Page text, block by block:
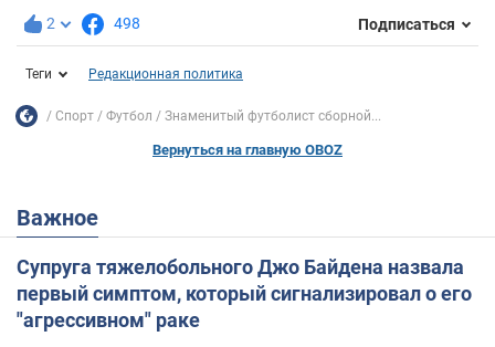
2 498 Подписаться
Теги Редакционная политика
Спорт Футбол Знаменитый футболист сборной...
Вернуться на главную OBOZ
Важное
Супруга тяжелобольного Джо Байдена назвала
первый симптом, который сигнализировал о его
"агрессивном" раке